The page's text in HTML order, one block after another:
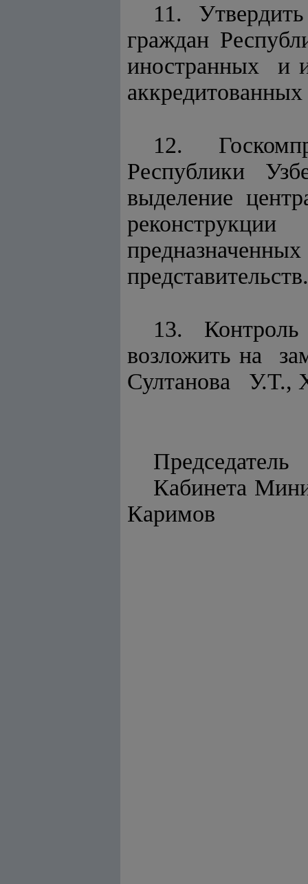
11.
граждан
иностранных и
12.
Республики
выделение
представительств.
13.
возложить на
Султанова У.Т.,
Председатель
Каримов